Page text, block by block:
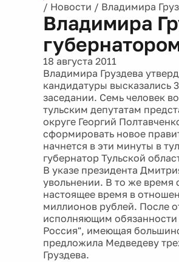
/ Новости / Владимира
Владимира
18 августа 2011
Владимира Груздева
кандидатуры высказались
заседании. Семь человек
тульским депутатам
округе Георгий
сформировать новое
начнется в эти минуты в
губернатор Тульской
В указе президента
увольнении. В то же время
настоящее время в
миллионов рублей. После
исполняющим обязанности
Россия", имеющая
предложила Медведеву
Груздева.